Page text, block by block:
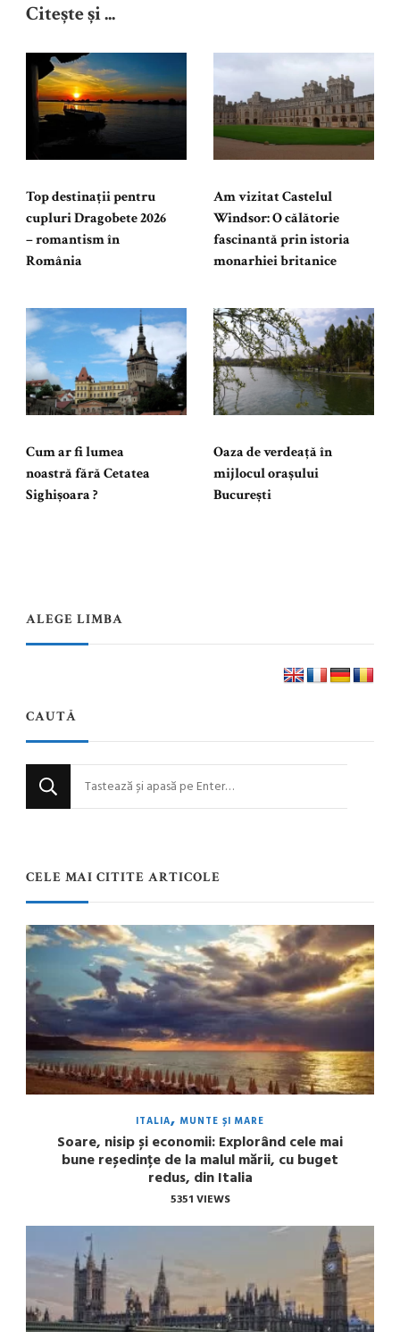
Citește și ...
Top destinații pentru
cupluri Dragobete 2026
– romantism în
România
Am vizitat Castelul
Windsor: O călătorie
fascinantă prin istoria
monarhiei britanice
Cum ar fi lumea
noastră fără Cetatea
Sighișoara ?
Oaza de verdeață în
mijlocul orașului
București
ALEGE LIMBA
CAUTĂ
Cauți
ceva?
CELE MAI CITITE ARTICOLE
ITALIA MUNTE ȘI MARE
Soare, nisip și economii: Explorând cele mai
bune reședințe de la malul mării, cu buget
redus, din Italia
5351 VIEWS